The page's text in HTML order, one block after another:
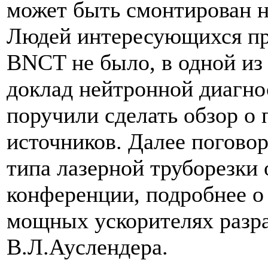
может быть смонтирован
Людей интересующихся
BNCT не было, в одной
доклад нейтронной
поручили сделать обзор
источников. Далее
типа лазерной
конференции, подробнее
мощных ускорителях
В.Л.Ауслендера.